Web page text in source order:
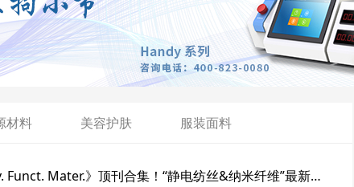
材料 美容护肤 服装面料
5篇《Adv. Funct. Mater.》顶刊合集！“静电纺丝&纳米纤维”最新成果！